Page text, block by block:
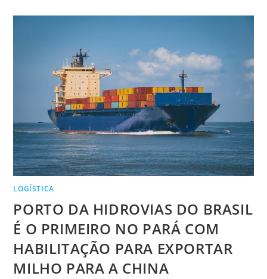
LOGÍSTICA
PORTO DA HIDROVIAS DO BRASIL
É O PRIMEIRO NO PARÁ COM
HABILITAÇÃO PARA EXPORTAR
MILHO PARA A CHINA